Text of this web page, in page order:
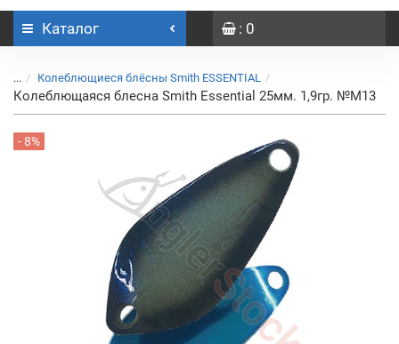
Каталог : 0
... Колеблющиеся блёсны Smith ESSENTIAL
Колеблющаяся блесна Smith Essential 25мм. 1,9гр. №M13
- 8%